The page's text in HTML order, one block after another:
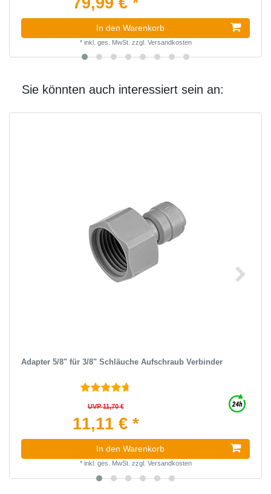
In den Warenkorb
* inkl. ges. MwSt. zzgl. Versandkosten
Sie könnten auch interessiert sein an:
Adapter 5/8" für 3/8" Schläuche Aufschraub Verbinder
UVP 11,70 €
11,11 € *
In den Warenkorb
* inkl. ges. MwSt. zzgl. Versandkosten